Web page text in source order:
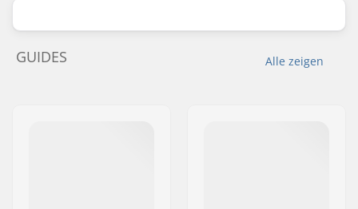
Alle zeigen
GUIDES